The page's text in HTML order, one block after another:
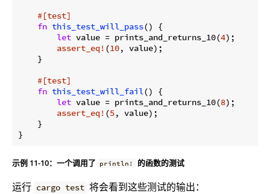
#[test]
fn this_test_will_pass() {
let value = prints_and_returns_10(4);
assert_eq! (10, value);
    }
#[test]
fn this_test_will_fail() {
let value = prints_and_returns_10(8);
assert_eq! (5, value);
    }
示例 11-10：一个调用了 println! 的函数的测试
运行 cargo test 将会看到这些测试的输出：